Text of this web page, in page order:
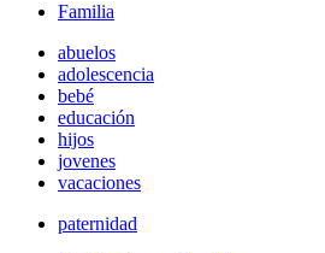
Familia
abuelos
adolescencia
bebé
educación
hijos
jovenes
vacaciones
paternidad